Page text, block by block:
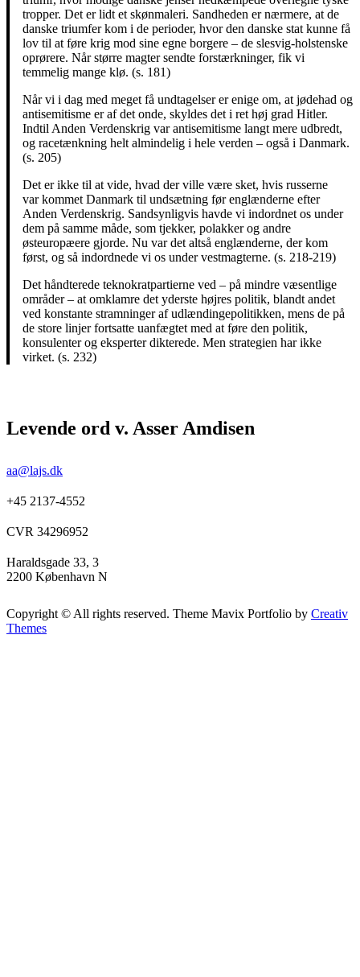
tropper. Det er lidt et skønmaleri. Sandheden er nærmere, at de
danske triumfer kom i de perioder, hvor den danske stat kunne få
lov til at føre krig mod sine egne borgere – de slesvig-holstenske
oprørere. Når større magter sendte forstærkninger, fik vi
temmelig mange klø. (s. 181)
Når vi i dag med meget få undtagelser er enige om, at jødehad og
antisemitisme er af det onde, skyldes det i ret høj grad Hitler.
Indtil Anden Verdenskrig var antisemitisme langt mere udbredt,
og racetænkning helt almindelig i hele verden – også i Danmark.
(s. 205)
Det er ikke til at vide, hvad der ville være sket, hvis russerne
var kommet Danmark til undsætning før englænderne efter
Anden Verdenskrig. Sandsynligvis havde vi indordnet os under
dem på samme måde, som tjekker, polakker og andre
østeuropæere gjorde. Nu var det altså englænderne, der kom
først, og så indordnede vi os under vestmagterne. (s. 218-219)
Det håndterede teknokratpartierne ved – på mindre væsentlige
områder – at omklamre det yderste højres politik, blandt andet
ved konstante stramninger af udlændingepolitikken, mens de på
de store linjer fortsatte uanfægtet med at føre den politik,
konsulenter og eksperter dikterede. Men strategien har ikke
virket. (s. 232)
Levende ord v. Asser Amdisen
aa@lajs.dk
+45 2137-4552
CVR 34296952
Haraldsgade 33, 3
2200 København N
Copyright © All rights reserved. Theme Mavix Portfolio by Creativ
Themes